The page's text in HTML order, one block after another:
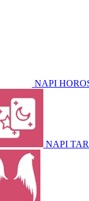
NAPI
NAPI